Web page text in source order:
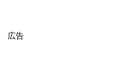
広告